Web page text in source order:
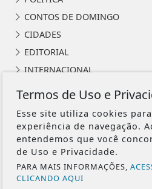
CONTOS DE DOMINGO
CIDADES
EDITORIAL
INTERNACIONAL
CULTURA
EVENTOS
RELIGIÃO
TECNOLOGIA
Termos de Uso e
Esse site utiliza cookies
experiência de navegação.
entendemos que você
de Uso e Privacidade.
PARA MAIS INFORMAÇÕES,
CLICANDO AQUI